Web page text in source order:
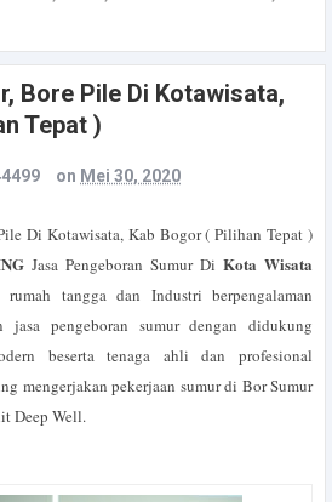
Bore Pile Di Kotawisata,
Tepat )
on Mei 30, 2020
Di Kotawisata, Kab Bogor ( Pilihan Tepat )
Jasa Pengeboran Sumur Di Kota Wisata
tangga dan Industri berpengalaman
jasa pengeboran sumur dengan didukung
beserta tenaga ahli dan profesional
mengerjakan pekerjaan sumur di Bor Sumur
Deep Well.